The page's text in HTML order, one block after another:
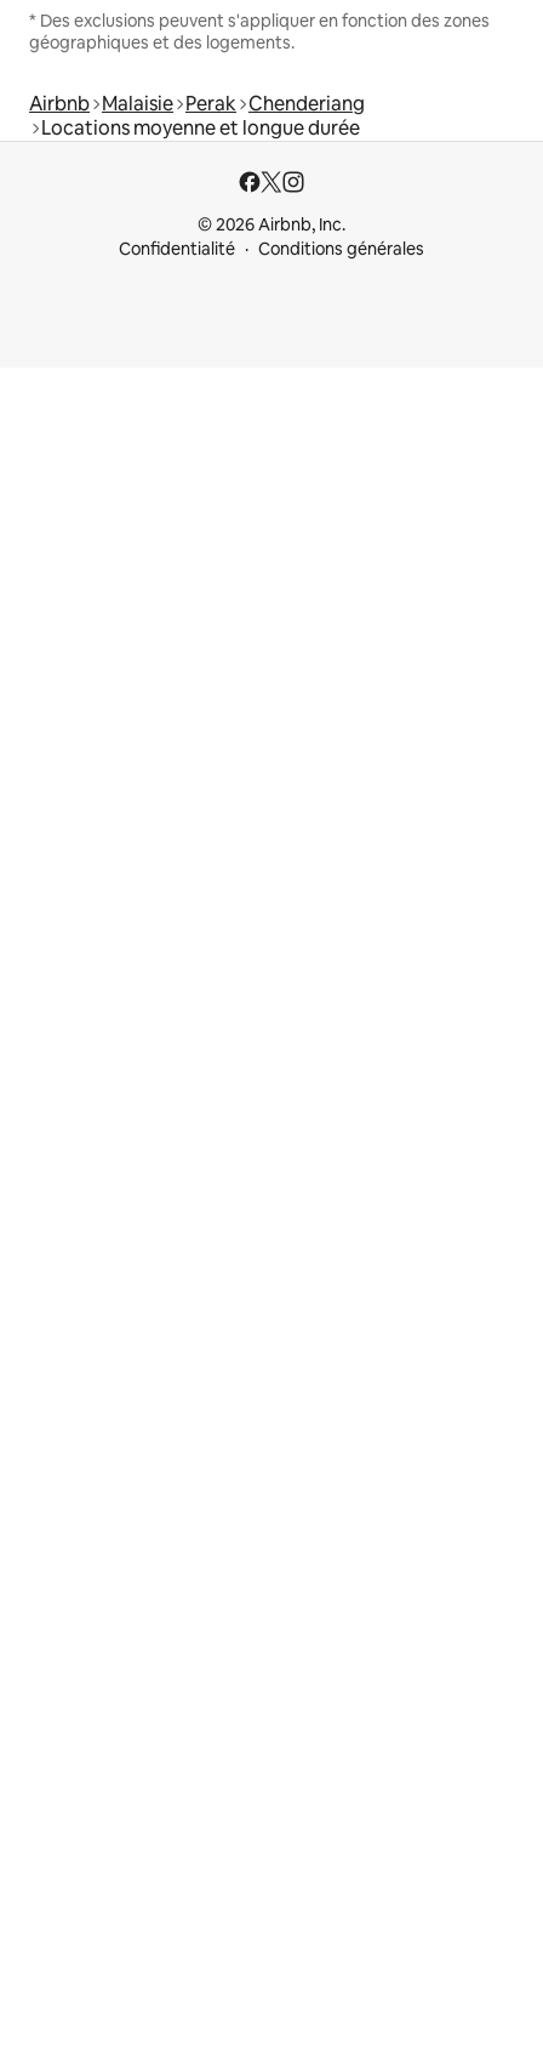
* Des exclusions peuvent s'appliquer en fonction des zones
géographiques et des logements.
Airbnb Malaisie Perak Chenderiang
Locations moyenne et longue durée
© 2026 Airbnb, Inc.
Confidentialité
Conditions générales